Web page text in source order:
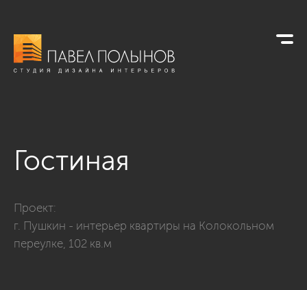
Гостиная
Проект:
г. Пушкин - интерьер квартиры на Колокольном
переулке, 102 кв.м